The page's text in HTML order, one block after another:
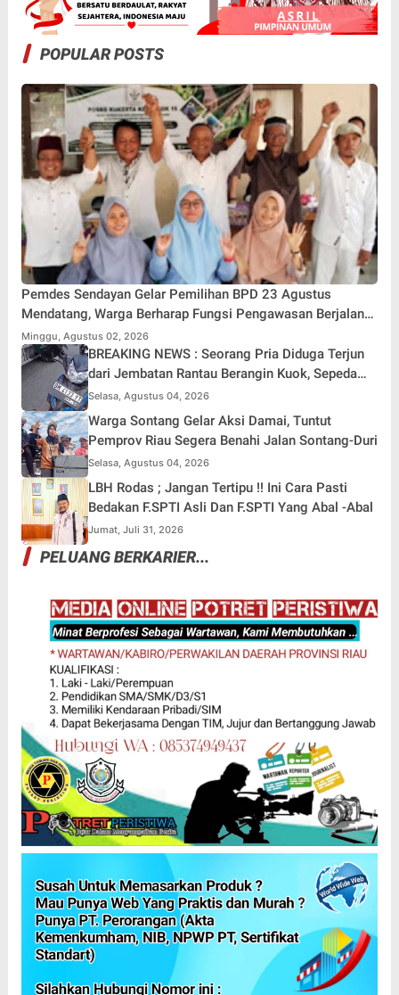
POPULAR POSTS
Pemdes Sendayan Gelar Pemilihan BPD 23 Agustus
Mendatang, Warga Berharap Fungsi Pengawasan Berjalan
Maksimal
Minggu, Agustus 02, 2026
BREAKING NEWS : Seorang Pria Diduga Terjun
dari Jembatan Rantau Berangin Kuok, Sepeda
Motor Ditinggal di Lokasi
Selasa, Agustus 04, 2026
Warga Sontang Gelar Aksi Damai, Tuntut
Pemprov Riau Segera Benahi Jalan Sontang-Duri
Selasa, Agustus 04, 2026
LBH Rodas ; Jangan Tertipu !! Ini Cara Pasti
Bedakan F.SPTI Asli Dan F.SPTI Yang Abal -Abal
Jumat, Juli 31, 2026
PELUANG BERKARIER...